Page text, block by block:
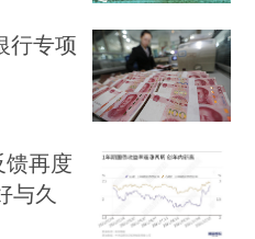
行专项
馈再度
与久